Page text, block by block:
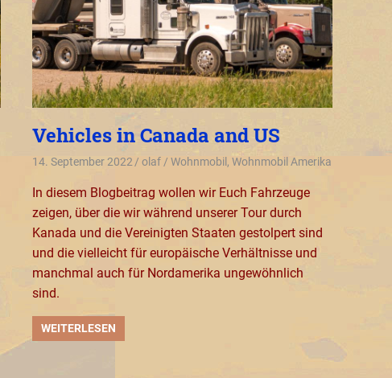
Vehicles in Canada and US
14. September 2022 olaf Wohnmobil ,Wohnmobil Amerika
In diesem Blogbeitrag wollen wir Euch Fahrzeuge
zeigen, über die wir während unserer Tour durch
Kanada und die Vereinigten Staaten gestolpert sind
und die vielleicht für europäische Verhältnisse und
manchmal auch für Nordamerika ungewöhnlich
sind.
WEITERLESEN